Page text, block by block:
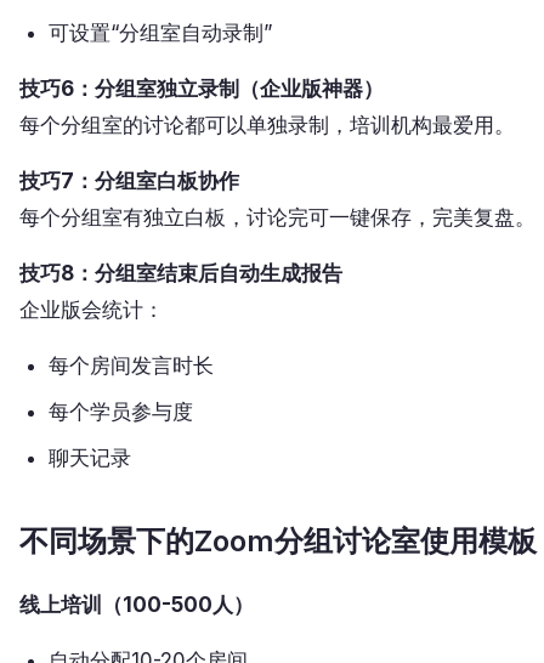
可设置“分组室自动录制”
技巧6：分组室独立录制（企业版神器）
每个分组室的讨论都可以单独录制，培训机构最爱用。
技巧7：分组室白板协作
每个分组室有独立白板，讨论完可一键保存，完美复盘。
技巧8：分组室结束后自动生成报告
企业版会统计：
每个房间发言时长
每个学员参与度
聊天记录
不同场景下的Zoom分组讨论室使用模板
线上培训（100-500人）